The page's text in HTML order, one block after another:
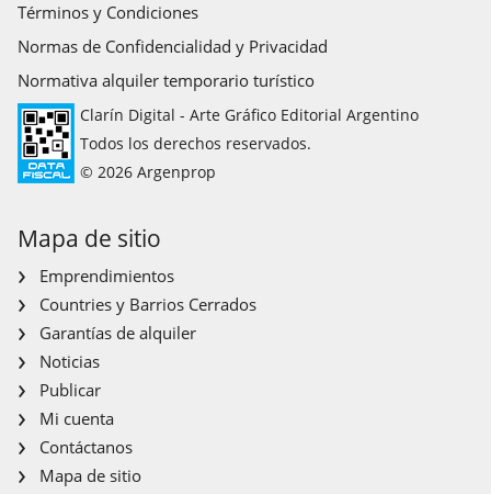
Términos y Condiciones
Normas de Confidencialidad y Privacidad
Normativa alquiler temporario turístico
Clarín Digital - Arte Gráfico Editorial Argentino
Todos los derechos reservados.
© 2026 Argenprop
Mapa de sitio
Emprendimientos
Countries y Barrios Cerrados
Garantías de alquiler
Noticias
Publicar
Mi cuenta
Contáctanos
Mapa de sitio